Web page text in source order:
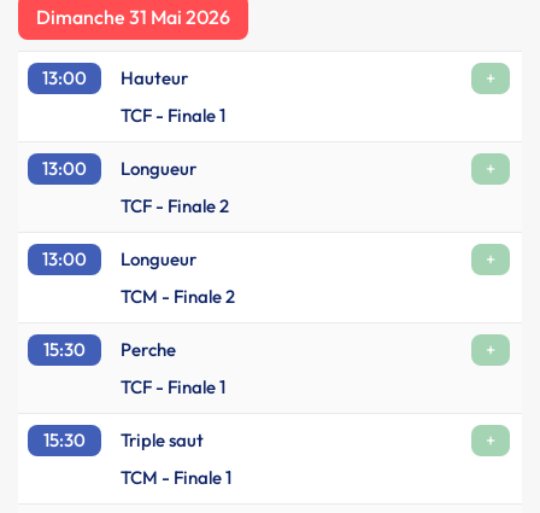
Dimanche 31 Mai 2026
13:00 Hauteur
+
TCF - Finale 1
13:00 Longueur
+
TCF - Finale 2
13:00 Longueur
+
TCM - Finale 2
15:30 Perche
+
TCF - Finale 1
15:30 Triple saut
+
TCM - Finale 1